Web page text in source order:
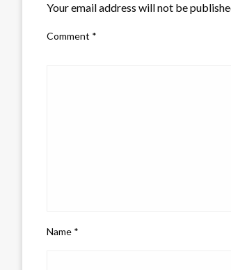
Your email address will not be
Comment *
Name *